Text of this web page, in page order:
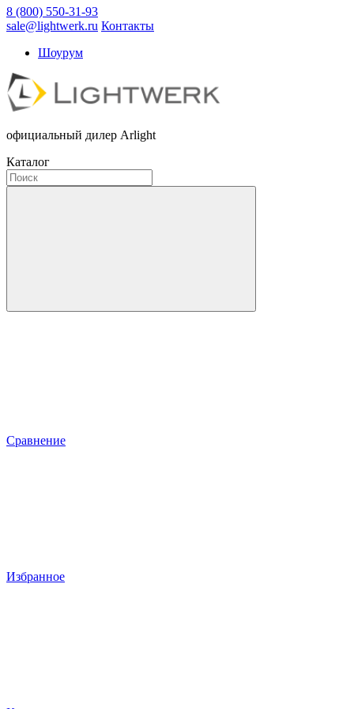
8 (800) 550-31-93
sale@lightwerk.ru Контакты
Шоурум
официальный дилер Arlight
Каталог
Сравнение
Избранное